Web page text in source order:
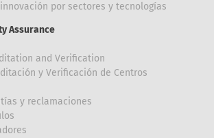
por sectores y tecnologías
Assurance
and Verification
y Verificación de Centros
y reclamaciones